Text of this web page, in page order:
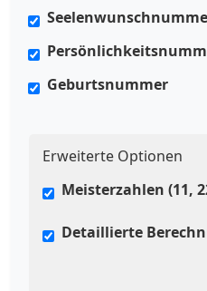
Geburtsnummer
Erweiterte Optionen
Meisterzahlen (11,
Detaillierte